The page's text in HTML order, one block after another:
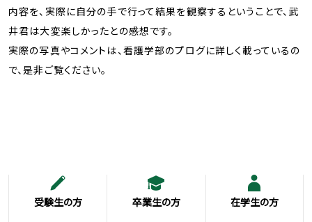
内容を、実際に自分の手で行って結果を観察するということで、武
井君は大変楽しかったとの感想です。
実際の写真やコメントは、看護学部のプログに詳しく載っているの
で、是非ご覧ください。
受験生の方 卒業生の方 在学生の方